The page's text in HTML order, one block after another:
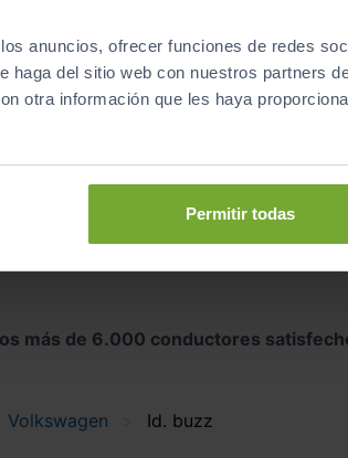
anuncios, ofrecer funciones de redes
haga del sitio web con nuestros partners
otra información que les haya
Permitir todas
Furgonetas
automático
más de 6.000 conductores
Volkswagen Id. buzz